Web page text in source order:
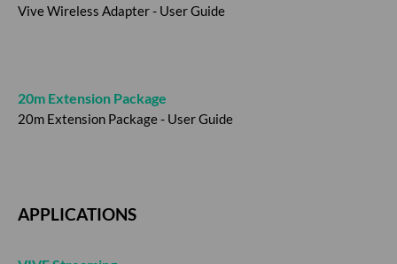
Vive Wireless Adapter - User Guide
20m Extension Package
20m Extension Package - User Guide
APPLICATIONS